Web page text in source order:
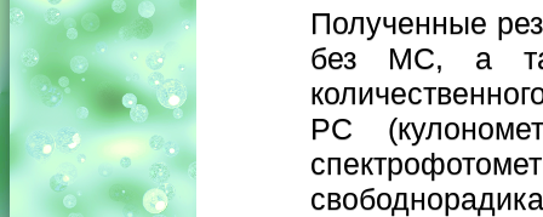
Полученные
без МС, а
РС